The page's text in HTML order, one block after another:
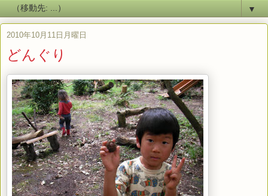
▼
2010年10月11日月曜日
どんぐり